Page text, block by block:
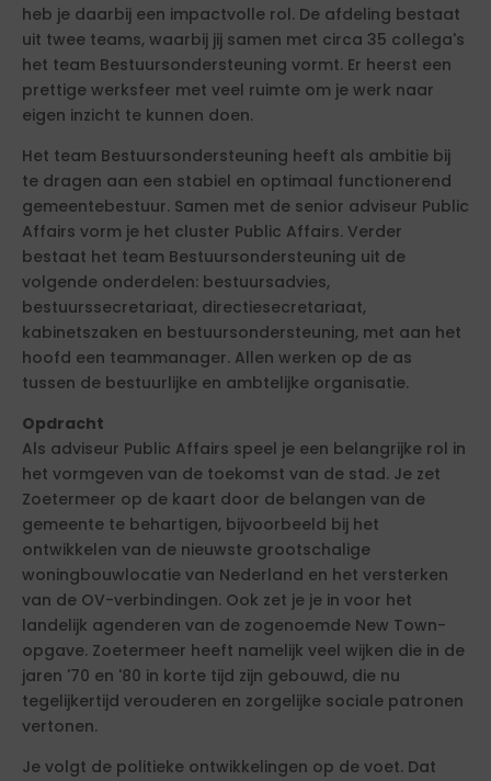
heb je daarbij een impactvolle rol. De afdeling bestaat
uit twee teams, waarbij jij samen met circa 35 collega's
het team Bestuursondersteuning vormt. Er heerst een
prettige werksfeer met veel ruimte om je werk naar
eigen inzicht te kunnen doen.
Het team Bestuursondersteuning heeft als ambitie bij
te dragen aan een stabiel en optimaal functionerend
gemeentebestuur. Samen met de senior adviseur Public
Affairs vorm je het cluster Public Affairs. Verder
bestaat het team Bestuursondersteuning uit de
volgende onderdelen: bestuursadvies,
bestuurssecretariaat, directiesecretariaat,
kabinetszaken en bestuursondersteuning, met aan het
hoofd een teammanager. Allen werken op de as
tussen de bestuurlijke en ambtelijke organisatie.
Opdracht
Als adviseur Public Affairs speel je een belangrijke rol in
het vormgeven van de toekomst van de stad. Je zet
Zoetermeer op de kaart door de belangen van de
gemeente te behartigen, bijvoorbeeld bij het
ontwikkelen van de nieuwste grootschalige
woningbouwlocatie van Nederland en het versterken
van de OV-verbindingen. Ook zet je je in voor het
landelijk agenderen van de zogenoemde New Town-
opgave. Zoetermeer heeft namelijk veel wijken die in de
jaren '70 en '80 in korte tijd zijn gebouwd, die nu
tegelijkertijd verouderen en zorgelijke sociale patronen
vertonen.
Je volgt de politieke ontwikkelingen op de voet. Dat